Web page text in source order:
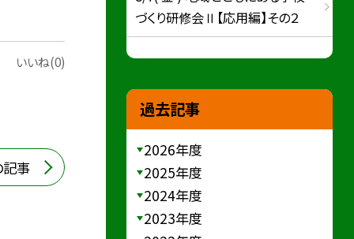
いいね(0)
事
づくり研修会Ⅱ【応用編】その２
過去記事
2026年度
2025年度
2024年度
2023年度